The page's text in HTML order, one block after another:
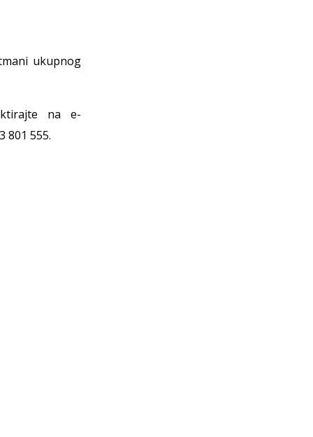
ukupnog
na e-
801 555.